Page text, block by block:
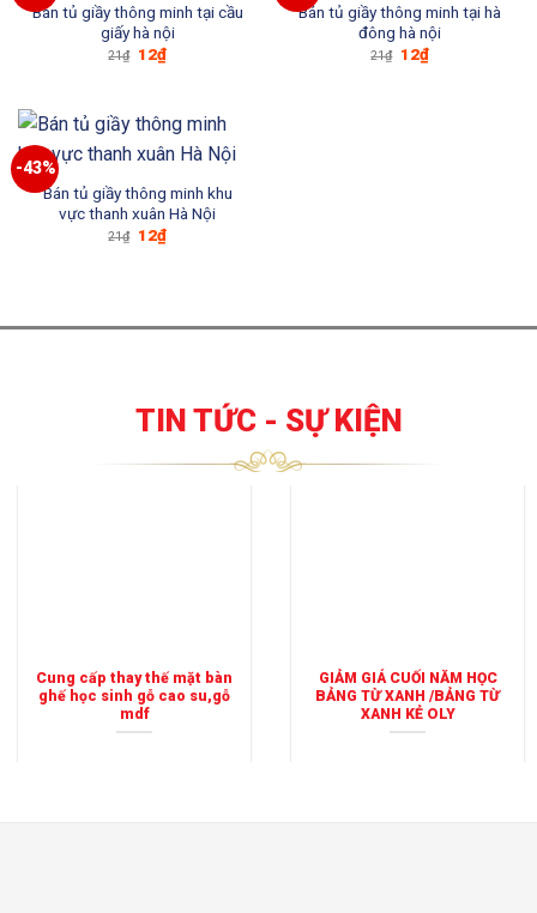
Bán tủ giầy thông minh tại cầu
giấy hà nội
21₫ Giá
gốc
12₫Giá
hiện
12₫.
Bán tủ giầy thông minh tại hà
đông hà nội
21₫ Giá
gốc
12₫Giá
hiện
-43%
Bán tủ giầy thông minh khu
vực thanh xuân Hà Nội
21₫ Giá
gốc
12₫Giá
hiện
TIN TỨC - SỰ KIỆN
Cung cấp thay thế mặt bàn
ghế học sinh gỗ cao su,gỗ
mdf
GIẢM GIÁ CUỐI NĂM HỌC
BẢNG TỪ XANH /BẢNG TỪ
XANH KẺ OLY